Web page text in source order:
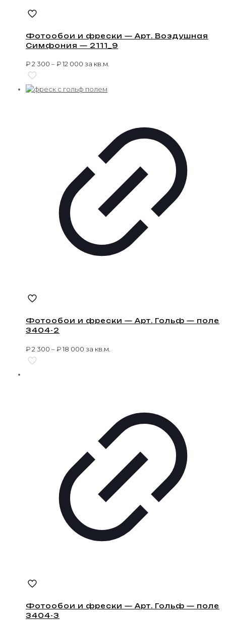
Фотообои и фрески — Арт. Воздушная
Симфония — 2111_9
₽2 300 –₽12 000 за кв.м.
Фотообои и фрески — Арт. Гольф — поле
3404-2
₽2 300 –₽18 000 за кв.м.
Фотообои и фрески — Арт. Гольф — поле
3404-3